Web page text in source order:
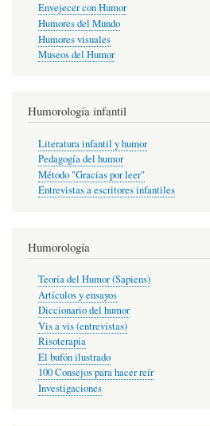
Envejecer con Humor
Humores del Mundo
Humores visuales
Museos del Humor
Humorología infantil
Literatura infantil y humor
Pedagogía del humor
Método "Gracias por leer"
Entrevistas a escritores infantiles
Humorología
Teoría del Humor (Sapiens)
Artículos y ensayos
Diccionario del humor
Vis a vis (entrevistas)
Risoterapia
El bufón ilustrado
100 Consejos para hacer reír
Investigaciones